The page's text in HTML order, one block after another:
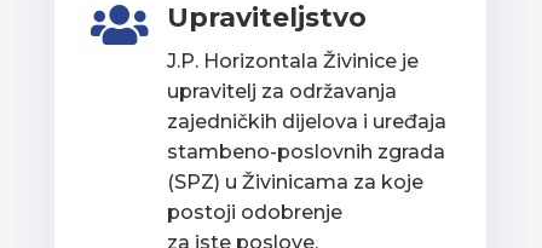
 Upraviteljstvo
J.P. Horizontala Živinice je
upravitelj za održavanja
zajedničkih dijelova i uređaja
stambeno-poslovnih zgrada
(SPZ) u Živinicama za koje
postoji odobrenje
za iste poslove.